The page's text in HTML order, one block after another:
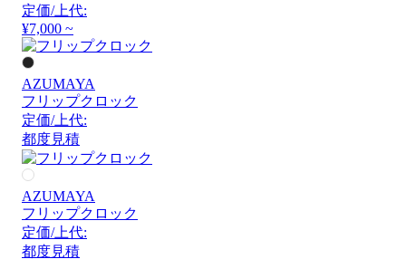
定価/上代:
¥7,000 ~
AZUMAYA
フリップクロック
定価/上代:
都度見積
AZUMAYA
フリップクロック
定価/上代:
都度見積